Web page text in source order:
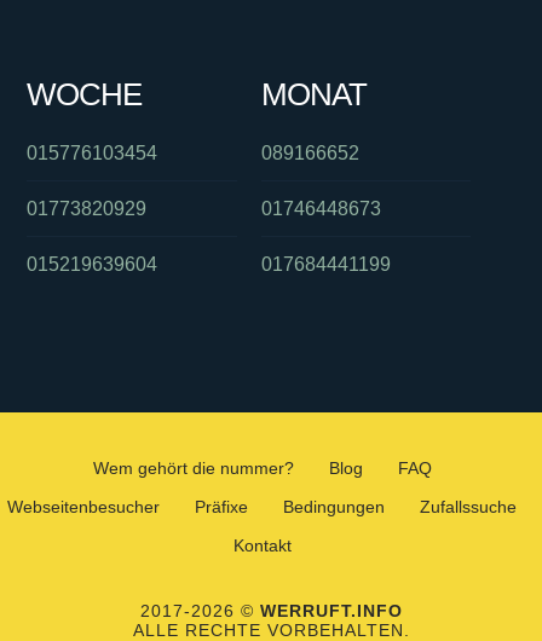
WOCHE
015776103454
01773820929
015219639604
MONAT
089166652
01746448673
017684441199
Wem gehört die nummer? Blog
FAQ
Webseitenbesucher
Präfixe Bedingungen
Zufallssuche
Kontakt
2017-2026 © WERRUFT.INFO
ALLE RECHTE VORBEHALTEN.